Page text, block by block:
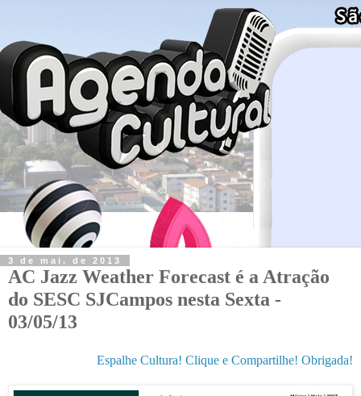
3 de mai. de 2013
AC Jazz Weather Forecast é a Atração
do SESC SJCampos nesta Sexta -
03/05/13
Espalhe Cultura! Clique e Compartilhe! Obrigada!